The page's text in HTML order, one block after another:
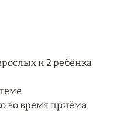
и 2 ребёнка
во время приёма